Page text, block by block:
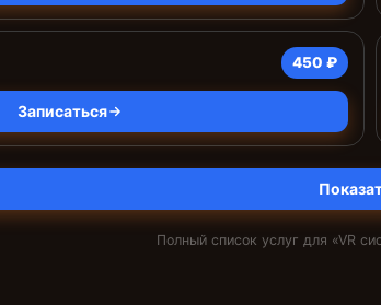
450 ₽
Записаться
Полный список услуг для «VR